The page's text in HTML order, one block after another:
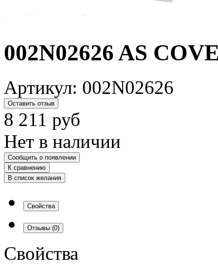
002N02626 AS
Артикул: 002N02626
Оставить отзыв
8 211 руб
Нет в наличии
Сообщить о появлении
К сравнению
В список желания
Свойства
Отзывы (0)
Свойства